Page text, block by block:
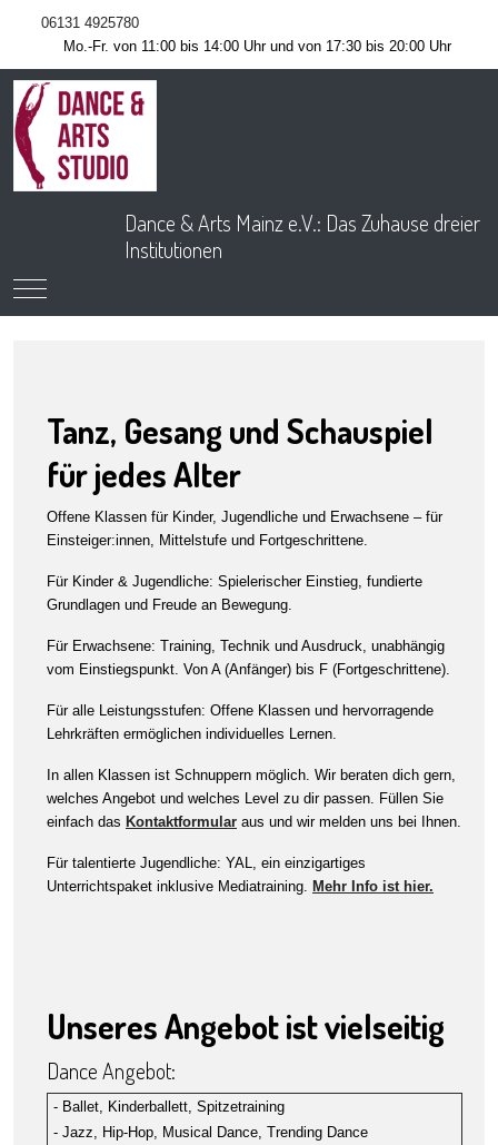
06131 4925780
Mo.-Fr. von 11:00 bis 14:00 Uhr und von 17:30 bis 20:00 Uhr
Dance & Arts Mainz e.V.: Das Zuhause dreier
Institutionen
Mobile Menu Toggle
Tanz, Gesang und Schauspiel
für jedes Alter
Offene Klassen für Kinder, Jugendliche und Erwachsene – für
Einsteiger:innen, Mittelstufe und Fortgeschrittene.
Für Kinder & Jugendliche: Spielerischer Einstieg, fundierte
Grundlagen und Freude an Bewegung.
Für Erwachsene: Training, Technik und Ausdruck, unabhängig
vom Einstiegspunkt. Von A (Anfänger) bis F (Fortgeschrittene).
Für alle Leistungsstufen: Offene Klassen und hervorragende
Lehrkräften ermöglichen individuelles Lernen.
In allen Klassen ist Schnuppern möglich. Wir beraten dich gern,
welches Angebot und welches Level zu dir passen. Füllen Sie
einfach das Kontaktformular aus und wir melden uns bei Ihnen.
Für talentierte Jugendliche: YAL, ein einzigartiges
Unterrichtspaket inklusive Mediatraining. Mehr Info ist hier.
Unseres Angebot ist vielseitig
Dance Angebot:
- Ballet, Kinderballett, Spitzetraining
- Jazz, Hip-Hop, Musical Dance, Trending Dance